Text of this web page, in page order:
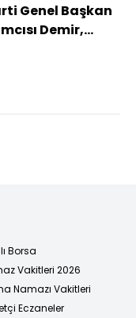
Genel Başkan
Demir,
Borsa
Vakitleri 2026
Namazı Vakitleri
Eczaneler